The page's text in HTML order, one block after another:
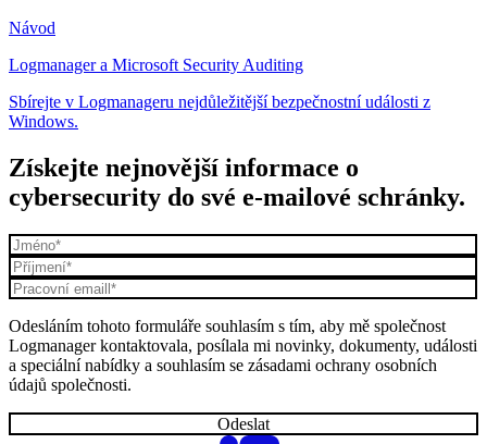
Návod
Logmanager a Microsoft Security Auditing
Sbírejte v Logmanageru nejdůležitější bezpečnostní události z
Windows.
Získejte nejnovější informace o
cybersecurity do své e-mailové schránky.
Odesláním tohoto formuláře souhlasím s tím, aby mě společnost
Logmanager kontaktovala, posílala mi novinky, dokumenty, události
a speciální nabídky a souhlasím se zásadami ochrany osobních
údajů společnosti.